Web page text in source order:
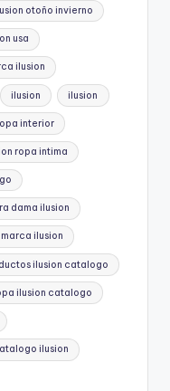
otoño invierno
usa
ilusion
ilusion ilusion
interior
ropa intima
dama ilusion
ilusion
ilusion catalogo
ilusion catalogo
ilusion